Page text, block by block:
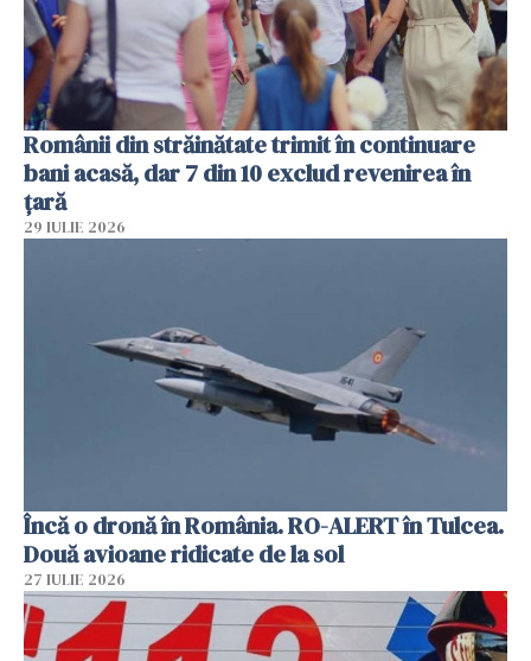
Românii din străinătate trimit în continuare
bani acasă, dar 7 din 10 exclud revenirea în
țară
29 IULIE 2026
Încă o dronă în România. RO-ALERT în Tulcea.
Două avioane ridicate de la sol
27 IULIE 2026